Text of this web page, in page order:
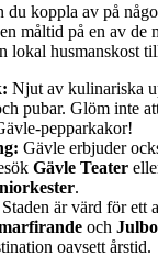
du koppla av på
måltid på en av de
lokal husmanskost
Njut av kulinariska
pubar. Glöm inte
pepparkakor!
Gävle erbjuder
Gävle Teater
.
Staden är värd för ett
och
oavsett årstid.